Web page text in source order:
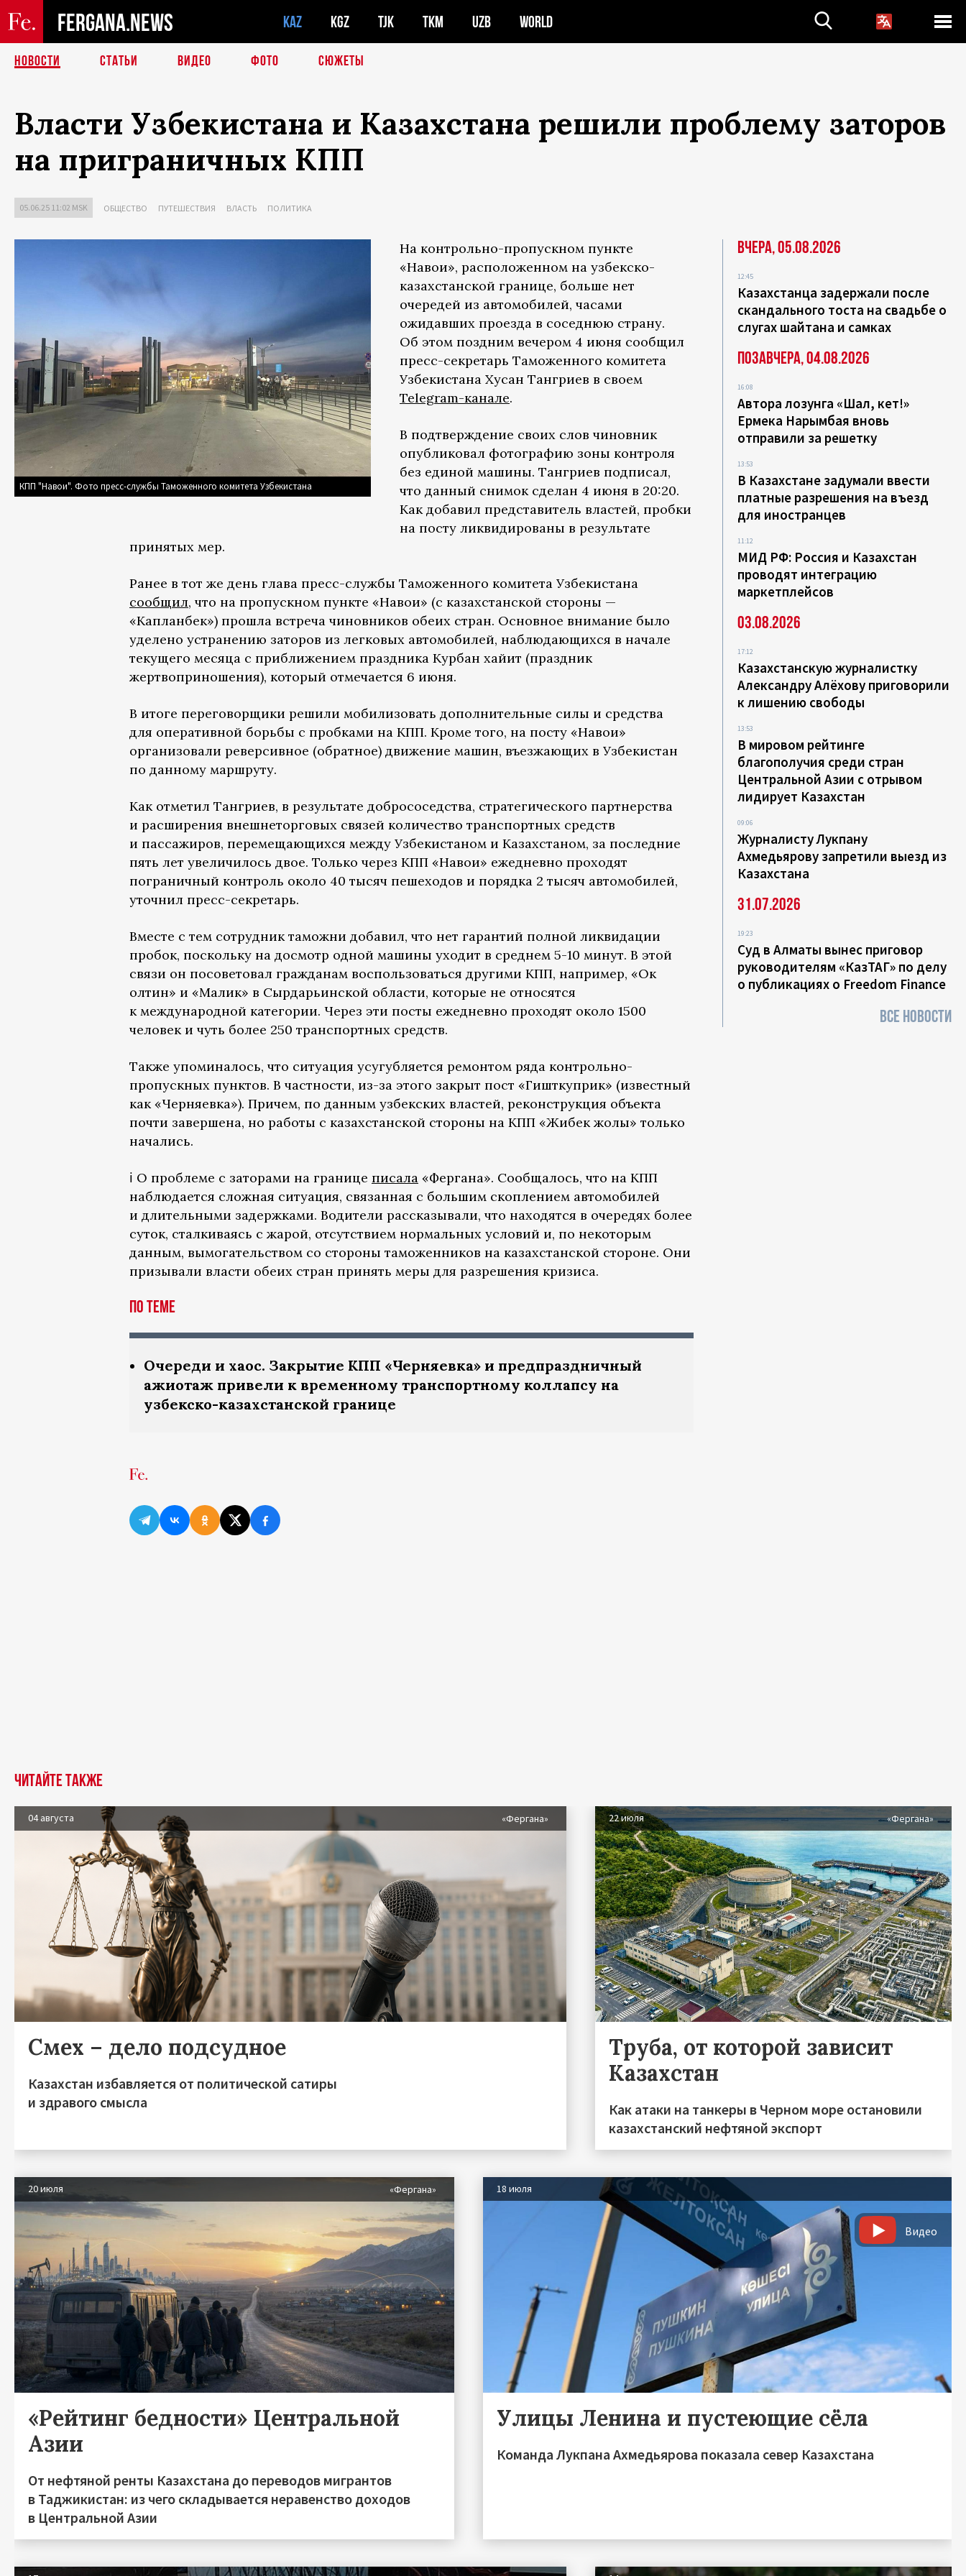
FERGANA.NEWS KAZ KGZ TJK TKM UZB WORLD
НОВОСТИ СТАТЬИ ВИДЕО ФОТО СЮЖЕТЫ
Власти Узбекистана и Казахстана решили проблему заторов
на приграничных КПП
05.06.25 11:02 MSK ОБЩЕСТВО ПУТЕШЕСТВИЯ ВЛАСТЬ ПОЛИТИКА
КПП "Навои". Фото пресс-службы Таможенного комитета Узбекистана
На контрольно-пропускном пункте
«Навои», расположенном на узбекско-
казахстанской границе, больше нет
очередей из автомобилей, часами
ожидавших проезда в соседнюю страну.
Об этом поздним вечером 4 июня сообщил
пресс-секретарь Таможенного комитета
Узбекистана Хусан Тангриев в своем
Telegram-канале.
В подтверждение своих слов чиновник
опубликовал фотографию зоны контроля
без единой машины. Тангриев подписал,
что данный снимок сделан 4 июня в 20:20.
Как добавил представитель властей, пробки
на посту ликвидированы в результате
принятых мер.
Ранее в тот же день глава пресс-службы Таможенного комитета Узбекистана
сообщил, что на пропускном пункте «Навои» (с казахстанской стороны —
«Капланбек») прошла встреча чиновников обеих стран. Основное внимание было
уделено устранению заторов из легковых автомобилей, наблюдающихся в начале
текущего месяца с приближением праздника Курбан хайит (праздник
жертвоприношения), который отмечается 6 июня.
В итоге переговорщики решили мобилизовать дополнительные силы и средства
для оперативной борьбы с пробками на КПП. Кроме того, на посту «Навои»
организовали реверсивное (обратное) движение машин, въезжающих в Узбекистан
по данному маршруту.
Как отметил Тангриев, в результате добрососедства, стратегического партнерства
и расширения внешнеторговых связей количество транспортных средств
и пассажиров, перемещающихся между Узбекистаном и Казахстаном, за последние
пять лет увеличилось двое. Только через КПП «Навои» ежедневно проходят
пограничный контроль около 40 тысяч пешеходов и порядка 2 тысяч автомобилей,
уточнил пресс-секретарь.
Вместе с тем сотрудник таможни добавил, что нет гарантий полной ликвидации
пробок, поскольку на досмотр одной машины уходит в среднем 5-10 минут. В этой
связи он посоветовал гражданам воспользоваться другими КПП, например, «Ок
олтин» и «Малик» в Сырдарьинской области, которые не относятся
к международной категории. Через эти посты ежедневно проходят около 1500
человек и чуть более 250 транспортных средств.
Также упоминалось, что ситуация усугубляется ремонтом ряда контрольно-
пропускных пунктов. В частности, из-за этого закрыт пост «Гишткуприк» (известный
как «Черняевка»). Причем, по данным узбекских властей, реконструкция объекта
почти завершена, но работы с казахстанской стороны на КПП «Жибек жолы» только
начались.
ℹ️ О проблеме с заторами на границе писала «Фергана». Сообщалось, что на КПП
наблюдается сложная ситуация, связанная с большим скоплением автомобилей
и длительными задержками. Водители рассказывали, что находятся в очередях более
суток, сталкиваясь с жарой, отсутствием нормальных условий и, по некоторым
данным, вымогательством со стороны таможенников на казахстанской стороне. Они
призывали власти обеих стран принять меры для разрешения кризиса.
По теме
Очереди и хаос. Закрытие КПП «Черняевка» и предпраздничный
ажиотаж привели к временному транспортному коллапсу на
узбекско-казахстанской границе
Вчера, 05.08.2026
12:45
Казахстанца задержали после
скандального тоста на свадьбе о
слугах шайтана и самках
Позавчера, 04.08.2026
16:08
Автора лозунга «Шал, кет!»
Ермека Нарымбая вновь
отправили за решетку
13:53
В Казахстане задумали ввести
платные разрешения на въезд
для иностранцев
11:12
МИД РФ: Россия и Казахстан
проводят интеграцию
маркетплейсов
03.08.2026
17:12
Казахстанскую журналистку
Александру Алёхову приговорили
к лишению свободы
13:53
В мировом рейтинге
благополучия среди стран
Центральной Азии с отрывом
лидирует Казахстан
09:06
Журналисту Лукпану
Ахмедьярову запретили выезд из
Казахстана
31.07.2026
19:23
Суд в Алматы вынес приговор
руководителям «КазТАГ» по делу
о публикациях о Freedom Finance
ВСЕ НОВОСТИ
Читайте также
04 августа «Фергана»
Смех – дело подсудное
Казахстан избавляется от политической сатиры
и здравого смысла
22 июля «Фергана»
Труба, от которой зависит
Казахстан
Как атаки на танкеры в Черном море остановили
казахстанский нефтяной экспорт
20 июля «Фергана»
«Рейтинг бедности» Центральной
Азии
От нефтяной ренты Казахстана до переводов мигрантов
в Таджикистан: из чего складывается неравенство доходов
в Центральной Азии
18 июля
Видео
Улицы Ленина и пустеющие сёла
Команда Лукпана Ахмедьярова показала север Казахстана